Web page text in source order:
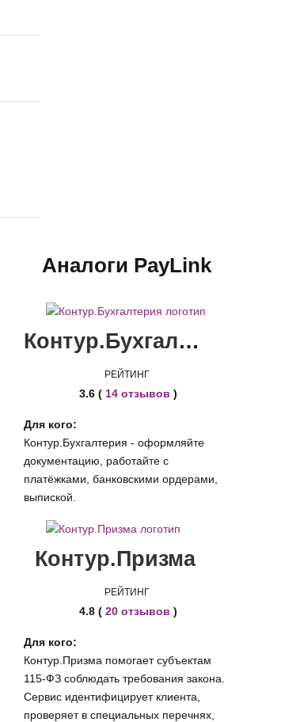
Аналоги PayLink
Контур.Бухгалтерия
РЕЙТИНГ
3.6 ( 14 отзывов )
Для кого:
Контур.Бухгалтерия - оформляйте
документацию, работайте с
платёжками, банковскими ордерами,
выпиской.
Контур.Призма
РЕЙТИНГ
4.8 ( 20 отзывов )
Для кого:
Контур.Призма помогает субъектам
115-ФЗ соблюдать требования закона.
Сервис идентифицирует клиента,
проверяет в специальных перечнях,